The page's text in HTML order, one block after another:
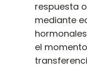
respuesta
mediante
el